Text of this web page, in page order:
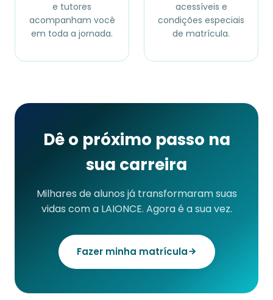
e tutores
acompanham você
em toda a jornada.
acessíveis e
condições especiais
de matrícula.
Dê o próximo passo na
sua carreira
Milhares de alunos já transformaram suas
vidas com a LAIONCE. Agora é a sua vez.
Fazer minha matrícula